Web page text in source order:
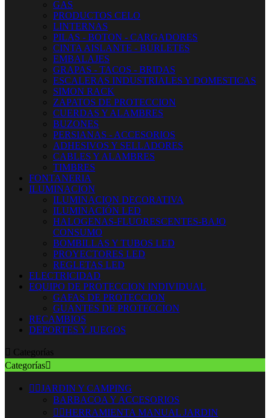
GAS
PRODUCTOS CELO
LINTERNAS
PILAS - BOTON - CARGADORES
CINTA AISLANTE - BURLETES
EMBALAJES
GRAPAS - TACOS - BRIDAS
ESCALERAS INDUSTRIALES Y DOMESTICAS
SIMON RACK
ZAPATOS DE PROTECCION
CUERDAS Y ALAMBRES
BUZONES
PERSIANAS - ACCESORIOS
ADHESIVOS Y SELLADORES
CABLES Y ALAMBRES
TIMBRES
FONTANERIA
ILUMINACION
ILUMINACION DECORATIVA
ILUMINACIÓN LED
HALOGENAS-FLUORESCENTES-BAJO
CONSUMO
BOMBILLAS Y TUBOS LED
PROYECTORES LED
REGLETAS LED
ELECTRICIDAD
EQUIPO DE PROTECCION INDIVIDUAL
GAFAS DE PROTECCION
GUANTES DE PROTECCION
RECAMBIOS
DEPORTES Y JUEGOS
 Categorías
Categorías
 JARDIN Y CAMPING
BARBACOA Y ACCESORIOS
 HERRAMIENTA MANUAL JARDIN